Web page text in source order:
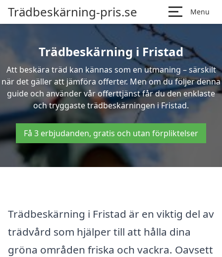
Trädbeskärning-pris.se Menu
Trädbeskärning i Fristad
Att beskära träd kan kännas som en utmaning – särskilt
när det gäller att jämföra offerter. Men om du följer denna
guide och använder vår offerttjänst får du den enklaste
och tryggaste trädbeskärningen i Fristad.
Få 3 erbjudanden, gratis och utan förpliktelser
Trädbeskärning i Fristad är en viktig del av
trädvård som hjälper till att hålla dina
gröna områden friska och vackra. Oavsett